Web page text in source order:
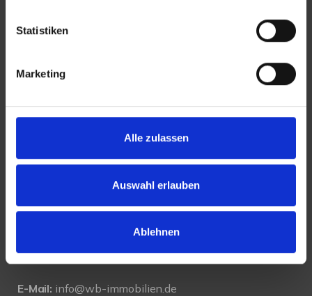
Statistiken
Marketing
Alle zulassen
Auswahl erlauben
Ablehnen
KONTAKT
WeserBergland Immobilien
0571 - 597 265 17
Fax:0571 - 870 490 05
E-Mail: info@wb-immobilien.de